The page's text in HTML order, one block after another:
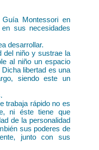
Montessori en
sus necesidades
desarrollar.
del niño y sustrae la
al niño un espacio
libertad es una
siendo este un
trabaja rápido no es
ni éste tiene que
de la personalidad
sus poderes de
junto con sus